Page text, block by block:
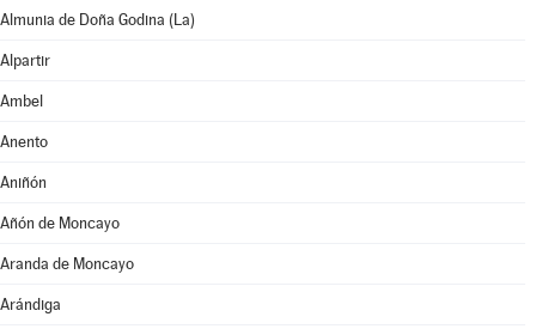
Almunia de Doña Godina (La)
Alpartir
Ambel
Anento
Aniñón
Añón de Moncayo
Aranda de Moncayo
Arándiga